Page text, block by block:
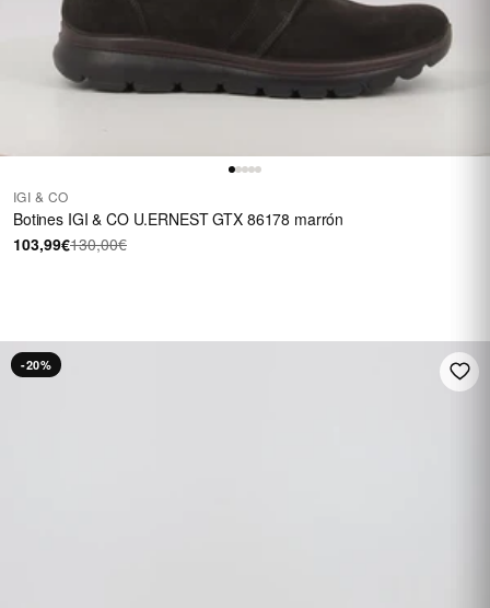
IGI & CO
Botines IGI & CO U.ERNEST GTX 86178 marrón
103,99€130,00€
-20%